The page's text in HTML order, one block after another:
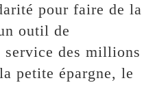
pour faire de la
outil de
service des millions
petite épargne, le